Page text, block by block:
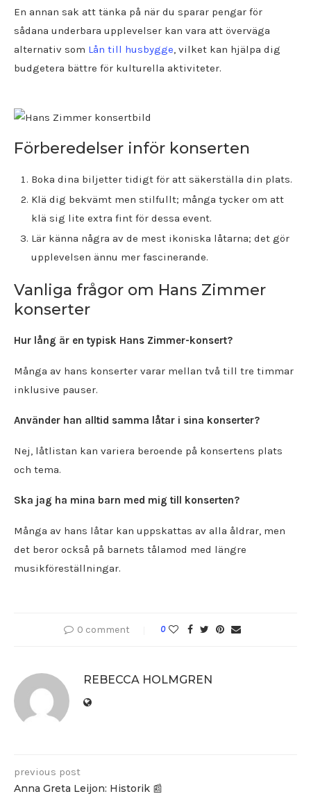
En annan sak att tänka på när du sparar pengar för
sådana underbara upplevelser kan vara att överväga
alternativ som Lån till husbygge, vilket kan hjälpa dig
budgetera bättre för kulturella aktiviteter.
Förberedelser inför konserten
Boka dina biljetter tidigt för att säkerställa din plats.
Klä dig bekvämt men stilfullt; många tycker om att
klä sig lite extra fint för dessa event.
Lär känna några av de mest ikoniska låtarna; det gör
upplevelsen ännu mer fascinerande.
Vanliga frågor om Hans Zimmer
konserter
Hur lång är en typisk Hans Zimmer-konsert?
Många av hans konserter varar mellan två till tre timmar
inklusive pauser.
Använder han alltid samma låtar i sina konserter?
Nej, låtlistan kan variera beroende på konsertens plats
och tema.
Ska jag ha mina barn med mig till konserten?
Många av hans låtar kan uppskattas av alla åldrar, men
det beror också på barnets tålamod med längre
musikföreställningar.
0 comment 0
REBECCA HOLMGREN
previous post
Anna Greta Leijon: Historik 📰